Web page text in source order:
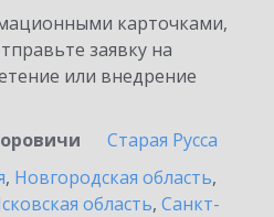
карточками,
заявку на
или внедрение
Старая Русса
, Новгородская область,
область, Санкт-